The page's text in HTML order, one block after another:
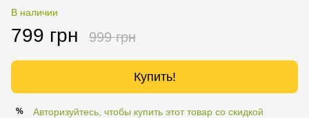
В наличии
799 грн 999 грн
Купить!
% Авторизуйтесь, чтобы купить этот товар со скидкой